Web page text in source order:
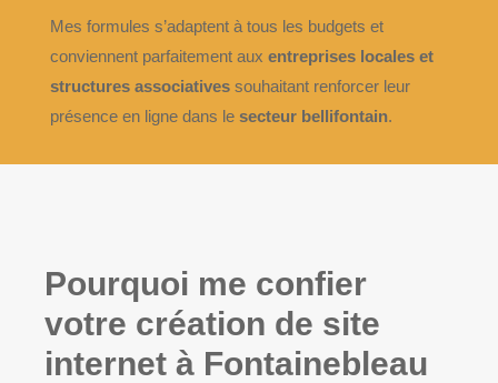
Mes formules s’adaptent à tous les budgets et
conviennent parfaitement aux entreprises locales et
structures associativessouhaitant renforcer leur
présence en ligne dans le secteur bellifontain.
Pourquoi me confier
votre création de site
internet à Fontainebleau